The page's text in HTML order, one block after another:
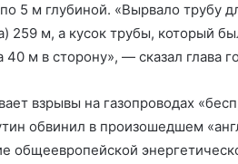
5 м глубиной. «Вырвало трубу
259 м, а кусок трубы, который
40 м в сторону», — сказал глава
взрывы на газопроводах
обвинил в произошедшем
общеевропейской